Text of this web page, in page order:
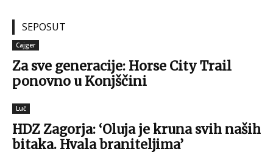
SEPOSUT
Cajger
Za sve generacije: Horse City Trail
ponovno u Konjščini
Luč
HDZ Zagorja: ‘Oluja je kruna svih naših
bitaka. Hvala braniteljima’